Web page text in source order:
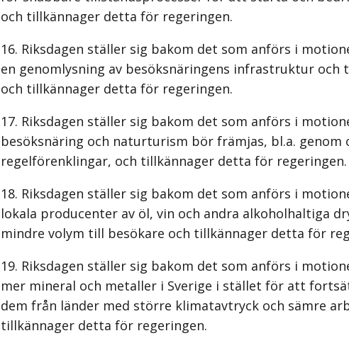
och tillkännager detta för regeringen.
Riksdagen ställer sig bakom det som anförs i
en genom­lysning av besöksnäringens infrastruktur och
och tillkännager detta för regeringen.
Riksdagen ställer sig bakom det som anförs i
besöksnäring och naturturism bör främjas, bl.a. genom
regelförenklingar, och tillkännager detta för regeringen.
Riksdagen ställer sig bakom det som anförs i
lokala produ­center av öl, vin och andra alkoholhaltiga
mindre volym till besökare och tillkännager detta för
Riksdagen ställer sig bakom det som anförs i
mer mineral och metaller i Sverige i stället för att
dem från länder med större klimatavtryck och sämre
tillkännager detta för regeringen.